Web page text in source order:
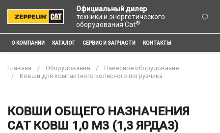
Официальный дилер
техники и энергетического
оборудования Cat®
О КОМПАНИИ КАТАЛОГ СЕРВИС И ЗАПЧАСТИ КОНТАКТЫ
Главная Оборудование
Навесное оборудование
Ковши для компактного колесного погрузчика
КОВШИ ОБЩЕГО НАЗНАЧЕНИЯ
CAT КОВШ 1,0 М3 (1,3 ЯРДА3)